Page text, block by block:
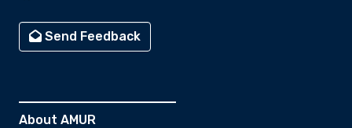
Send Feedback
About AMUR